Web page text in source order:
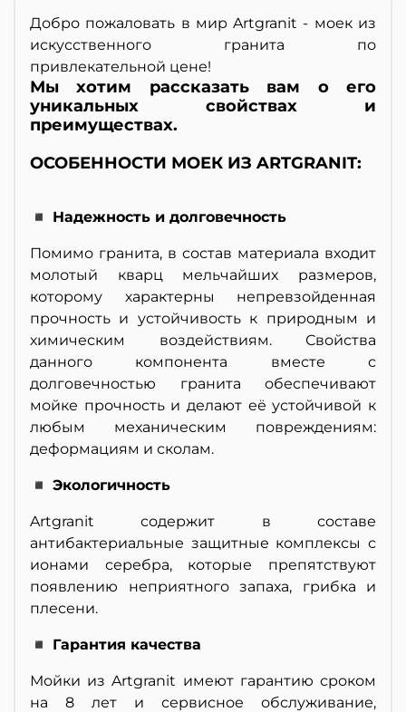
Добро пожаловать в мир Artgranit - моек из
искусственного гранита по
привлекательной цене!
Мы хотим рассказать вам о его
уникальных свойствах и
преимуществах.
ОСОБЕННОСТИ МОЕК ИЗ ARTGRANIT:
◾ Надежность и долговечность
Помимо гранита, в состав материала входит
молотый кварц мельчайших размеров,
которому характерны непревзойденная
прочность и устойчивость к природным и
химическим воздействиям. Свойства
данного компонента вместе с
долговечностью гранита обеспечивают
мойке прочность и делают её устойчивой к
любым механическим повреждениям:
деформациям и сколам.
◾ Экологичность
Artgranit содержит в составе
антибактериальные защитные комплексы с
ионами серебра, которые препятствуют
появлению неприятного запаха, грибка и
плесени.
◾ Гарантия качества
Мойки из Artgranit имеют гарантию сроком
на 8 лет и сервисное обслуживание,